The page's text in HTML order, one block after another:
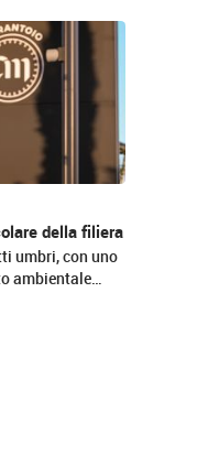
della filiera
umbri, con uno
ambientale…